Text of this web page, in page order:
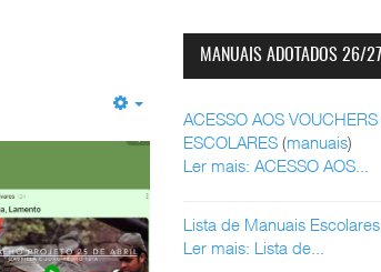
Empty
MANUAIS ADOTADOS 26/27
ACESSO AOS
ESCOLARES (manuais)
Ler mais: ACESSO AOS...
Lista de Manuais
Ler mais: Lista de...